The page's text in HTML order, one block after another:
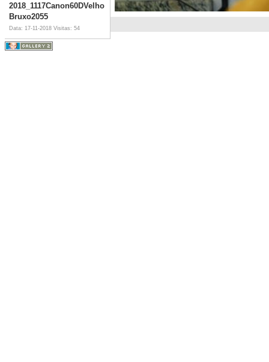
2018_1117Canon60DVelho
Bruxo2055
Data: 17-11-2018 Visitas: 54